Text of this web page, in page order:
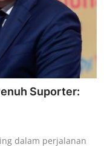
Suporter:
dalam perjalanan